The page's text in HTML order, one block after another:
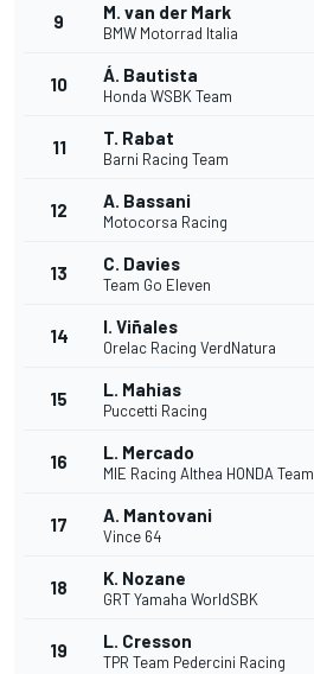
9 M. van der Mark
BMW Motorrad Italia
10 Á. Bautista
Honda WSBK Team
11 T. Rabat
Barni Racing Team
12 A. Bassani
Motocorsa Racing
13 C. Davies
Team Go Eleven
14 I. Viñales
Orelac Racing VerdNatura
15 L. Mahias
Puccetti Racing
16 L. Mercado
MIE Racing Althea HONDA Team
17 A. Mantovani
Vince 64
18 K. Nozane
GRT Yamaha WorldSBK
19 L. Cresson
TPR Team Pedercini Racing